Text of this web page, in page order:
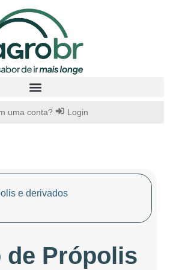
uma conta? Login
e derivados
de Própolis